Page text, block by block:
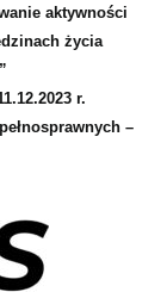
aktywności
życia
r.
–